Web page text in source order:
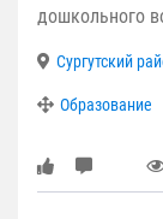
дошкольного
Сургутский
Образование